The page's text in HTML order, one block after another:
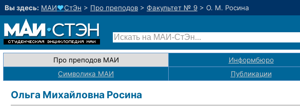
Вы здесь: МАИ♥СтЭн > Про преподов > Факультет № 9 > О. М. Росина
Про преподов МАИ Информбюро
Символика МАИ
Публикации
Ольга Михайловна Росина